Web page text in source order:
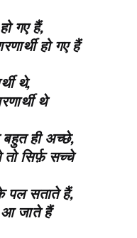
गए हैं,
हो गए हैं
थे,
थे
ही अच्छे,
सिर्फ़ सच्चे
पल सताते हैं,
जाते हैं